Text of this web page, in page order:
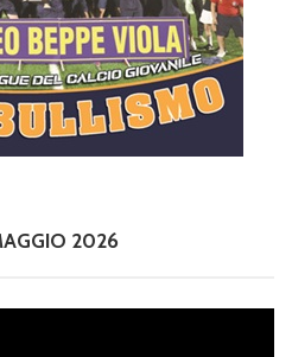
2026